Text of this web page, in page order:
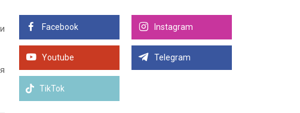
05.08.2026 21:00
У Луцьку на 99,9% готовий новий Державний
ветеранський простір. ВІДЕО
Більше новин
Facebook Instagram
Youtube Telegram
TikTok